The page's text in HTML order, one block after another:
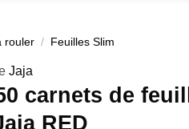
rouler / Feuilles Slim
Jaja
carnets de
RED